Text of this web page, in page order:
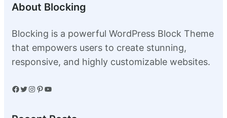
About Blocking
Blocking is a powerful WordPress Block Theme
that empowers users to create stunning,
responsive, and highly customizable websites.
Facebook Twitter Instagram Pinterest YouTube